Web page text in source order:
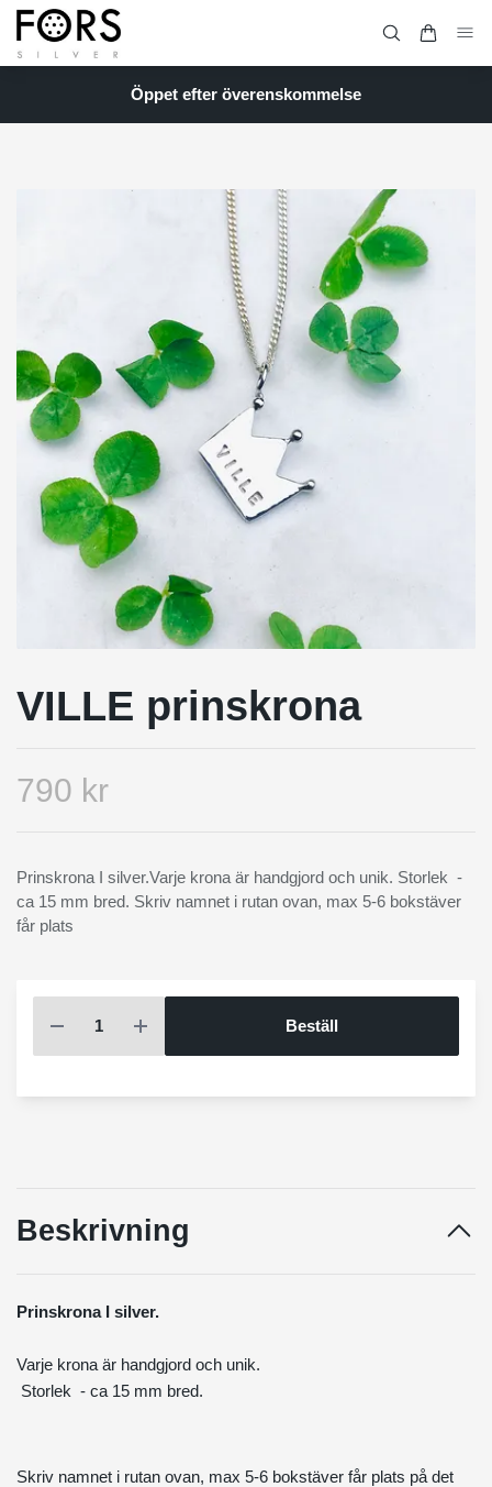
Öppet efter överenskommelse
VILLE prinskrona
790 kr
Prinskrona I silver.Varje krona är handgjord och unik. Storlek -
ca 15 mm bred. Skriv namnet i rutan ovan, max 5-6 bokstäver
får plats
Beställ
Beskrivning
Prinskrona I silver.
Varje krona är handgjord och unik.
Storlek - ca 15 mm bred.
Skriv namnet i rutan ovan, max 5-6 bokstäver får plats på det